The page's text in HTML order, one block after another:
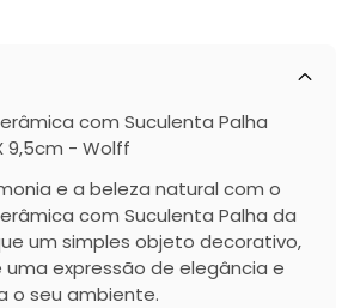
com Suculenta Palha
9,5cm - Wolff
e a beleza natural com o
com Suculenta Palha da
um simples objeto decorativo,
expressão de elegância e
o seu ambiente.